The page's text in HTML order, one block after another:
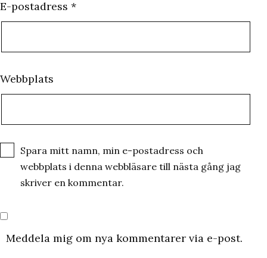
E-postadress *
Webbplats
Spara mitt namn, min e-postadress och
webbplats i denna webbläsare till nästa gång jag
skriver en kommentar.
Meddela mig om nya kommentarer via e-post.